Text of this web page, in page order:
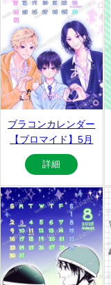
ブラコンカレンダー
【ブロマイド】5月
詳細